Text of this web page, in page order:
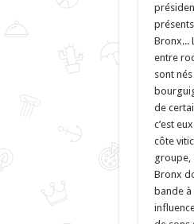
Bronx...
entre
sont
de
c’est
côte
groupe,
Bronx
bande